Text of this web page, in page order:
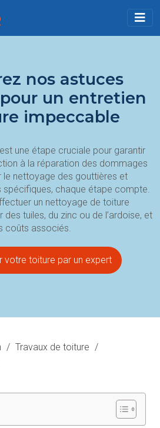
nos astuces
un entretien
impeccable
une étape cruciale pour garantir
à la réparation des dommages
le nettoyage des gouttières et
spécifiques, chaque étape compte.
un nettoyage de toiture
tuiles, du zinc ou de l’ardoise, et
coûts associés.
votre toiture par un expert
/ Travaux de toiture /